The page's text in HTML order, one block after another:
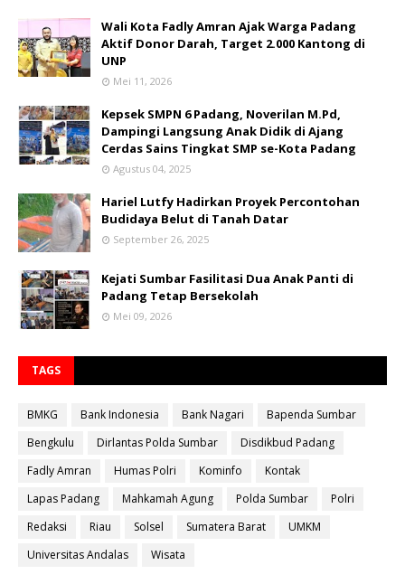
Wali Kota Fadly Amran Ajak Warga Padang
Aktif Donor Darah, Target 2.000 Kantong di
UNP
Mei 11, 2026
Kepsek SMPN 6 Padang, Noverilan M.Pd,
Dampingi Langsung Anak Didik di Ajang
Cerdas Sains Tingkat SMP se-Kota Padang
Agustus 04, 2025
Hariel Lutfy Hadirkan Proyek Percontohan
Budidaya Belut di Tanah Datar
September 26, 2025
Kejati Sumbar Fasilitasi Dua Anak Panti di
Padang Tetap Bersekolah
Mei 09, 2026
TAGS
BMKG Bank Indonesia Bank Nagari
Bapenda Sumbar
Bengkulu
Dirlantas Polda Sumbar
Disdikbud Padang
Fadly Amran
Humas Polri Kominfo
Kontak
Lapas Padang
Mahkamah Agung Polda Sumbar
Polri
Redaksi
Riau Solsel Sumatera Barat
UMKM
Universitas Andalas
Wisata